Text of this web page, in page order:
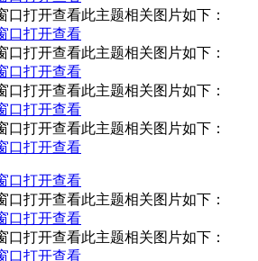
此主题相关图片如下：
此主题相关图片如下：
此主题相关图片如下：
此主题相关图片如下：
此主题相关图片如下：
此主题相关图片如下：